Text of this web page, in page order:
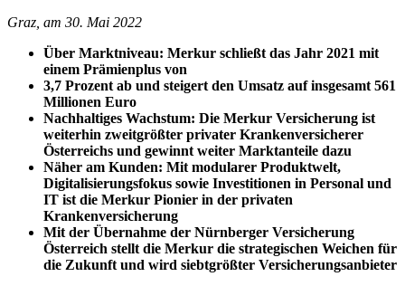
Graz, am 30. Mai 2022
Über Marktniveau: Merkur schließt das Jahr 2021 mit
einem Prämienplus von
3,7 Prozent ab und steigert den Umsatz auf insgesamt 561
Millionen Euro
Nachhaltiges Wachstum: Die Merkur Versicherung ist
weiterhin zweitgrößter privater Krankenversicherer
Österreichs und gewinnt weiter Marktanteile dazu
Näher am Kunden: Mit modularer Produktwelt,
Digitalisierungsfokus sowie Investitionen in Personal und
IT ist die Merkur Pionier in der privaten
Krankenversicherung
Mit der Übernahme der Nürnberger Versicherung
Österreich stellt die Merkur die strategischen Weichen für
die Zukunft und wird siebtgrößter Versicherungsanbieter